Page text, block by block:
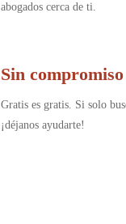
abogados cerca de ti.
Sin compromiso
Gratis es gratis. Si solo
¡déjanos ayudarte!